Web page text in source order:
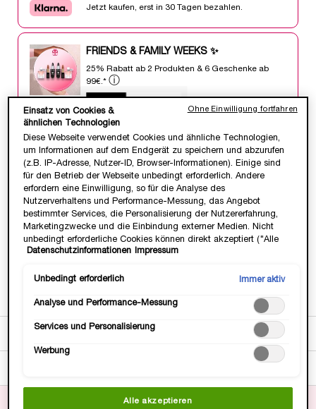
Jetzt kaufen, erst in 30 Tagen bezahlen.
FRIENDS & FAMILY WEEKS ✨
25% Rabatt ab 2 Produkten & 6 Geschenke ab
99€.* ⓘ
WERDE TEIL DER LANCÔMMUNITY💞
Heisse Deals & Geschenke, VIP Zugang &
Exklusive, Beautty Tipps & Tricks von Profis.
JETZT ANMELDEN
ab 35 Euro
zu jeder
Newsletter-
pdp-section-quicklinks
pdp-section-product-description-fragrance-LAYOUT
PDP Section Accordion on Mobile
BESCHREIBUNG
Einsatz von Cookies &
ähnlichen Technologien
Diese Webseite verwendet Cookies und ähnliche Technologien,
um Informationen auf dem Endgerät zu speichern und abzurufen
(z.B. IP-Adresse, Nutzer-ID, Browser-Informationen). Einige sind
für den Betrieb der Webseite unbedingt erforderlich. Andere
erfordern eine Einwilligung, so für die Analyse des
Nutzerverhaltens und Performance-Messung, das Angebot
bestimmter Services, die Personalisierung der Nutzererfahrung,
Marketingzwecke und die Einbindung externer Medien. Nicht
unbedingt erforderliche Cookies können direkt akzeptiert ("Alle
akzeptieren") oder abgelehnt ("Ohne Einwilligung fortfahren")
ebenfalls möglich und speicherbar ("Auswahl speichern"). Die
angepasst werden. Für weitere Informationen s. unsere
Datenschutzinformationen Impressum
Unbedingt erforderlich Immer aktiv
Analyse und Performance-Messung
Services und Personalisierung
Werbung
Alle akzeptieren
Ohne Einwilligung fortfahren